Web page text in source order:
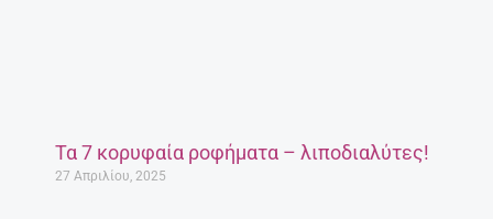
Τα 7 κορυφαία ροφήματα – λιποδιαλύτες!
27 Απριλίου, 2025